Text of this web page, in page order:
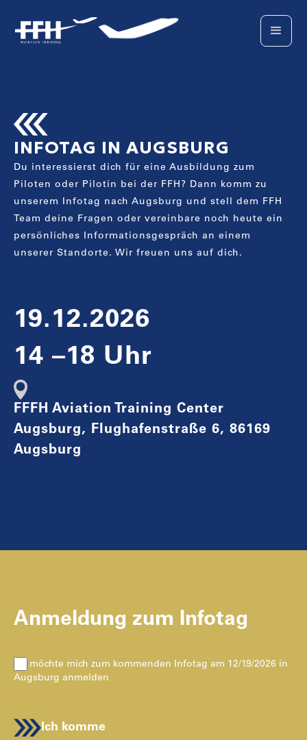
INFOTAG IN AUGSBURG
Du interessierst dich für eine Ausbildung zum
Piloten oder Pilotin bei der FFH? Dann komm zu
unserem Infotag nach Augsburg und stell dem FFH
Team deine Fragen oder vereinbare noch heute ein
persönliches Informationsgespräch an einem
unserer Standorte. Wir freuen uns auf dich.
19.12.2026
14 –18 Uhr
FFFH Aviation Training Center
Augsburg, Flughafenstraße 6, 86169
Augsburg
Anmeldung zum Infotag
Ich möchte mich zum kommenden Infotag am 12/19/2026 in
Augsburg anmelden
Ich komme